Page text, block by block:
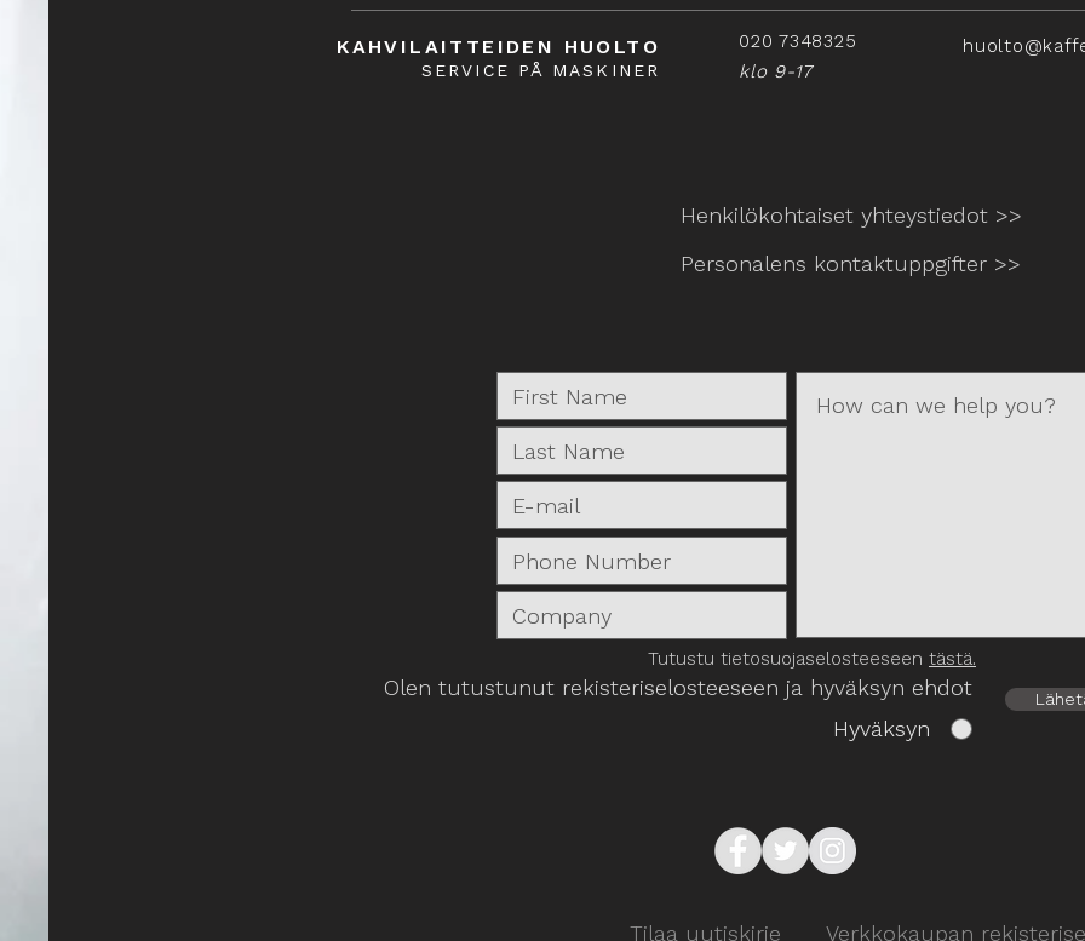
KAHVILAITTEIDEN HUOLTO
SERVICE PÅ MASKINER
020 7348325
klo 9-17
Henkilökohtaiset yhteystiedot >>
Personalens kontaktuppgifter >>
Tutustu tietosuojaselosteeseen tästä.
Olen tutustunut rekisteriselosteeseen ja hyväksyn ehdot
Hyväksyn
Tilaa uutiskirje Verkkokaupan